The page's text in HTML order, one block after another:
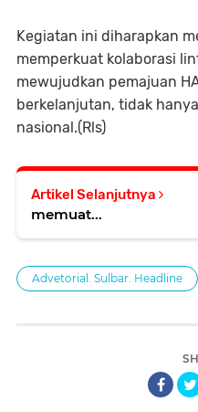
Kegiatan ini diharapkan
memperkuat kolaborasi
mewujudkan pemajuan
berkelanjutan, tidak
nasional.(Rls)
Artikel Selanjutnya
memuat...
Advetorial. Sulbar. Headline